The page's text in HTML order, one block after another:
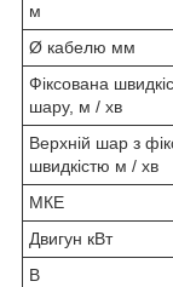
м
Ø кабелю мм
Фіксована
шару, м / хв
Верхній шар з
швидкістю м / хв
МКЕ
Двигун кВт
В